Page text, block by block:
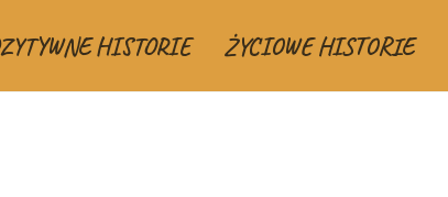
HISTORIE ŻYCIOWE HISTORIE